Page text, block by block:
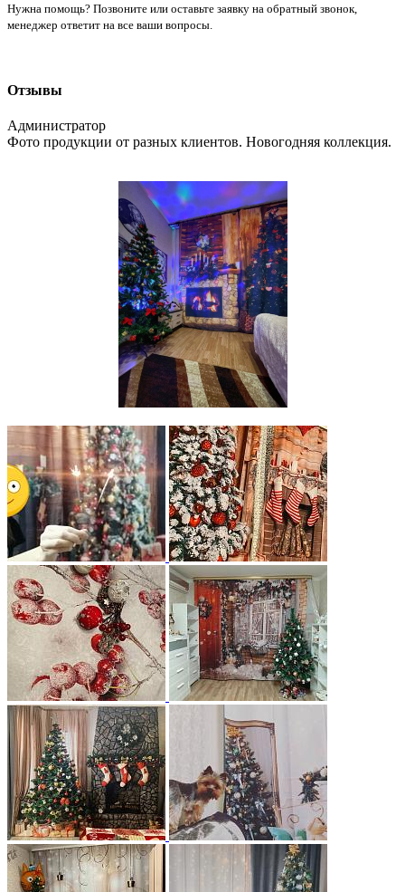
Нужна помощь? Позвоните или оставьте заявку на обратный звонок,
менеджер ответит на все ваши вопросы.
Отзывы
Администратор
Фото продукции от разных клиентов. Новогодняя коллекция.